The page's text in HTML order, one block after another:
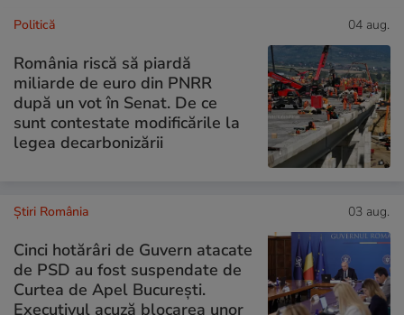
Politică 04 aug.
România riscă să piardă
miliarde de euro din PNRR
după un vot în Senat. De ce
sunt contestate modificările la
legea decarbonizării
Știri România 03 aug.
Cinci hotărâri de Guvern atacate
de PSD au fost suspendate de
Curtea de Apel București.
Executivul acuză blocarea unor